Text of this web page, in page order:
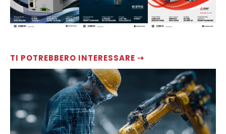
TI POTREBBERO INTERESSARE ⇢